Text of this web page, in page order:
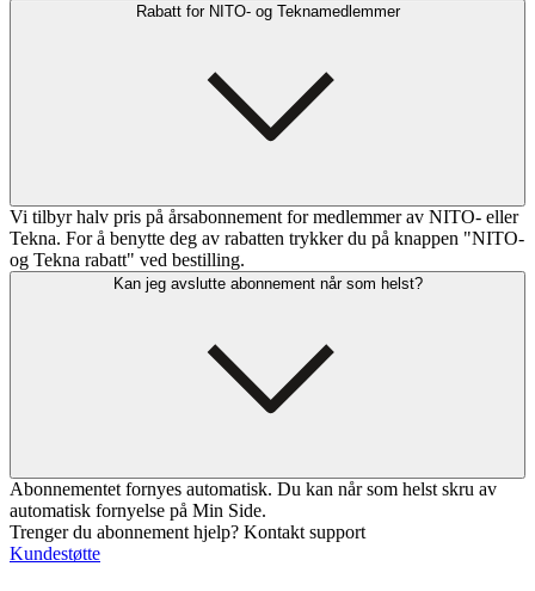
Rabatt for NITO- og Teknamedlemmer
Vi tilbyr halv pris på årsabonnement for medlemmer av NITO- eller
Tekna. For å benytte deg av rabatten trykker du på knappen "NITO-
og Tekna rabatt" ved bestilling.
Kan jeg avslutte abonnement når som helst?
Abonnementet fornyes automatisk. Du kan når som helst skru av
automatisk fornyelse på Min Side.
Trenger du abonnement hjelp? Kontakt support
Kundestøtte